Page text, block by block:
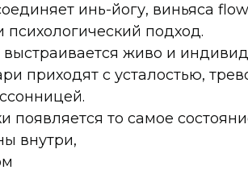
инь-йогу, виньяса
психологический подход.
живо и
приходят с усталостью,
появляется то самое
внутри,